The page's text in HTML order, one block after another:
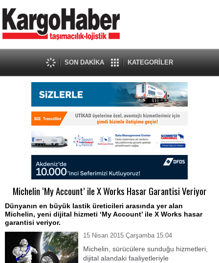
SON DAKİKA KATEGORİLER
Michelin ‘My Account’ ile X Works Hasar Garantisi Veriyor
Dünyanın en büyük lastik üreticileri arasında yer alan
Michelin, yeni dijital hizmeti ‘My Account’ ile X Works hasar
garantisi veriyor.
15 Nisan 2015 Çarşamba 15:04
Michelin, sürücülere sunduğu hizmetleri,
dijital alandaki faaliyetleriyle